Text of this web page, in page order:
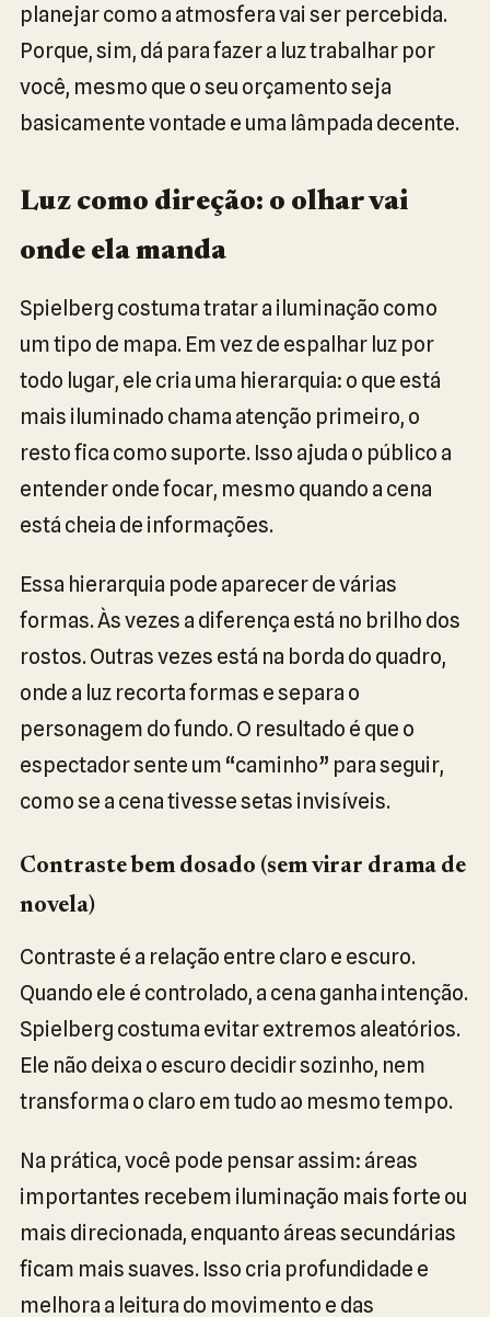
planejar como a atmosfera vai ser percebida.
Porque, sim, dá para fazer a luz trabalhar por
você, mesmo que o seu orçamento seja
basicamente vontade e uma lâmpada decente.
Luz como direção: o olhar vai
onde ela manda
Spielberg costuma tratar a iluminação como
um tipo de mapa. Em vez de espalhar luz por
todo lugar, ele cria uma hierarquia: o que está
mais iluminado chama atenção primeiro, o
resto fica como suporte. Isso ajuda o público a
entender onde focar, mesmo quando a cena
está cheia de informações.
Essa hierarquia pode aparecer de várias
formas. Às vezes a diferença está no brilho dos
rostos. Outras vezes está na borda do quadro,
onde a luz recorta formas e separa o
personagem do fundo. O resultado é que o
espectador sente um “caminho” para seguir,
como se a cena tivesse setas invisíveis.
Contraste bem dosado (sem virar drama de
novela)
Contraste é a relação entre claro e escuro.
Quando ele é controlado, a cena ganha intenção.
Spielberg costuma evitar extremos aleatórios.
Ele não deixa o escuro decidir sozinho, nem
transforma o claro em tudo ao mesmo tempo.
Na prática, você pode pensar assim: áreas
importantes recebem iluminação mais forte ou
mais direcionada, enquanto áreas secundárias
ficam mais suaves. Isso cria profundidade e
melhora a leitura do movimento e das